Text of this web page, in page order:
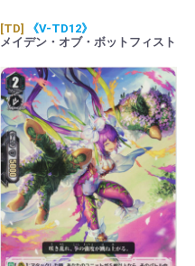
[TD]
《V-TD12》
メイデン・オブ・ボットフィスト